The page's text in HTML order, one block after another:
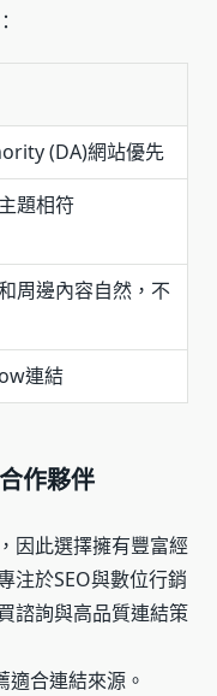
(DA)網站優先
題相符
周邊內容自然，不
連結
作夥伴
因此選擇擁有豐富經
注於SEO與數位行銷
諮詢與高品質連結策
合連結來源。